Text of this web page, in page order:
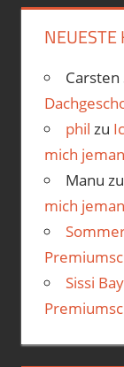
phil zu
mich
Manu zu
mich
Sissi